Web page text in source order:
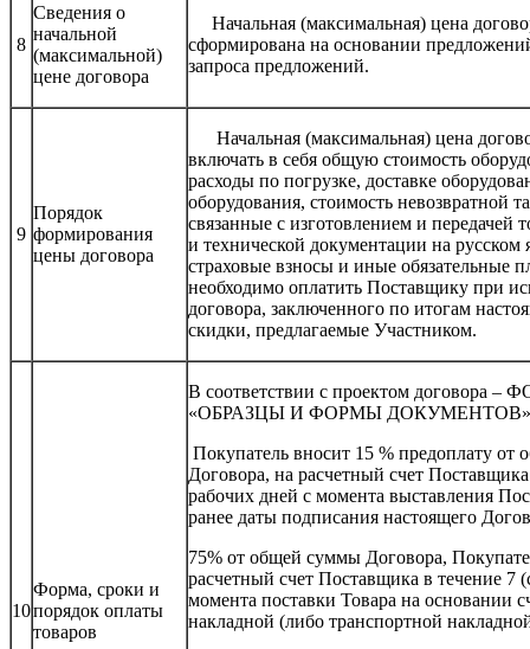
8
Сведения о
начальной
(максимальной)
цене договора
Начальная (максимальная) цена
сформирована на основании
запроса предложений.
9
Порядок
формирования
цены договора
Начальная (максимальная) цена
включать в себя общую стоимость
расходы по погрузке, доставке
оборудования, стоимость невозвратной
связанные с изготовлением и передачей
и технической документации на
страховые взносы и иные обязательные
необходимо оплатить Поставщику при
договора, заключенного по итогам
скидки, предлагаемые Участником.
10
Форма, сроки и
порядок оплаты
товаров
В соответствии с проектом договора –
«ОБРАЗЦЫ И ФОРМЫ
Покупатель вносит 15 % предоплату от
Договора, на расчетный счет
рабочих дней с момента выставления
ранее даты подписания настоящего
75% от общей суммы Договора,
расчетный счет Поставщика в течение 7
момента поставки Товара на основании
накладной (либо транспортной